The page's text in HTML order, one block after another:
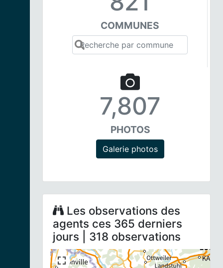
COMMUNES
7,807
PHOTOS
Galerie photos
Les observations des
agents ces 365 derniers
jours | 318 observations